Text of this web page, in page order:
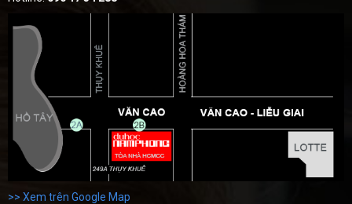
>> Xem trên Google Map